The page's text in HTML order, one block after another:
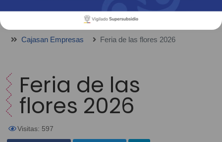
Cajasan Empresas Feria de las flores 2026
Feria de las
flores 2026
Visitas: 597